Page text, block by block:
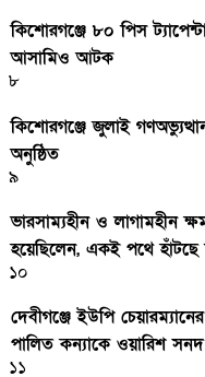
কিশোরগঞ্জে ৮০ পিস
আসামিও আটক
৮
কিশোরগঞ্জে জুলাই
অনুষ্ঠিত
৯
ভারসাম্যহীন ও লাগামহীন
হয়েছিলেন, একই পথে
১০
দেবীগঞ্জে ইউপি
পালিত কন্যাকে ওয়ারিশ
১১